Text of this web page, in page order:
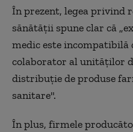
În prezent, legea privind
sănătăţii spune clar că
medic este incompatibilă
colaborator al unităților
distribuție de produse
sanitare".
În plus, firmele